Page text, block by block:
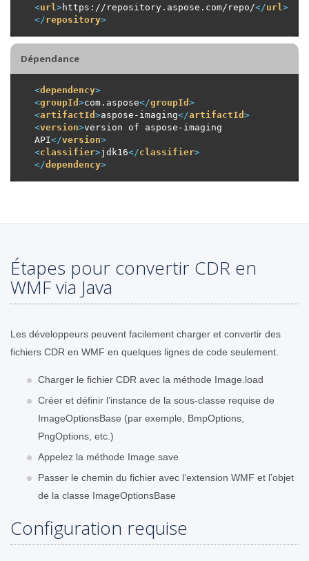
<url >https://repository.aspose.com/repo/</url >
</repository>
Dépendance
<dependency>
<groupId >com.aspose</groupId >
<artifactId >aspose-imaging</artifactId >
<version>version of aspose-imaging
API</version>
<classifier>jdk16</classifier>
</dependency>
Étapes pour convertir CDR en
WMF via Java
Les développeurs peuvent facilement charger et convertir des
fichiers CDR en WMF en quelques lignes de code seulement.
Charger le fichier CDR avec la méthode Image.load
Créer et définir l’instance de la sous-classe requise de
ImageOptionsBase (par exemple, BmpOptions,
PngOptions, etc.)
Appelez la méthode Image.save
Passer le chemin du fichier avec l’extension WMF et l’objet
de la classe ImageOptionsBase
Configuration requise